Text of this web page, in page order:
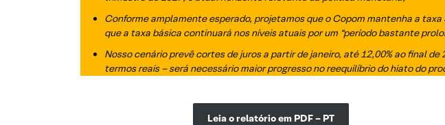
Conforme amplamente esperado, projetamos que o Copom mantenha a
que a taxa básica continuará nos níveis atuais por um “período bastante
Nosso cenário prevê cortes de juros a partir de janeiro, até 12,00% ao final
termos reais – será necessário maior progresso no reequilíbrio do hiato do
Leia o relatório em PDF – PT